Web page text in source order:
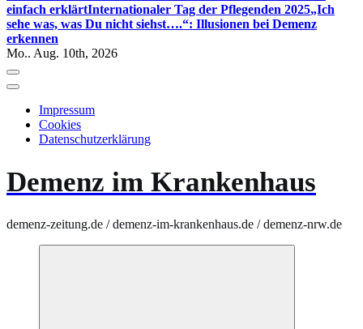
einfach erklärtInternationaler Tag der Pflegenden 2025„Ich
sehe was, was Du nicht siehst….“: Illusionen bei Demenz
erkennen
Mo.. Aug. 10th, 2026
Impressum
Cookies
Datenschutzerklärung
Demenz im Krankenhaus
demenz-zeitung.de / demenz-im-krankenhaus.de / demenz-nrw.de